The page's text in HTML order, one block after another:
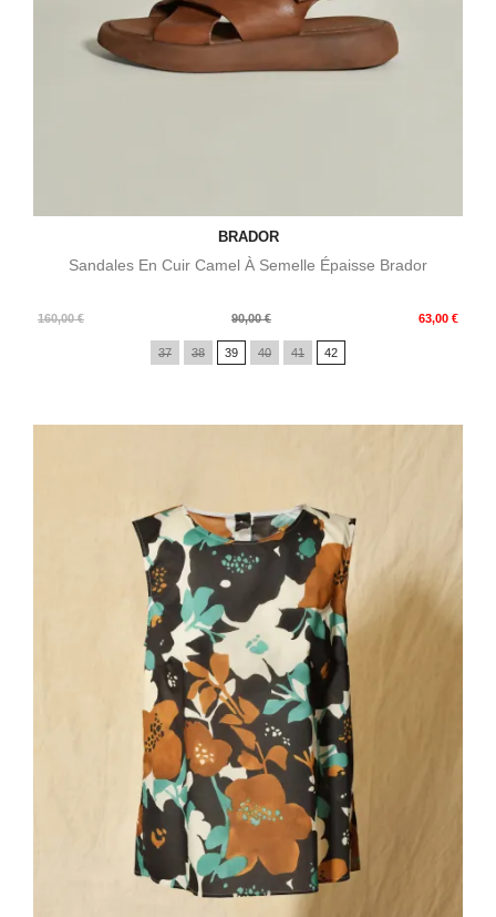
BRADOR
Sandales En Cuir Camel À Semelle Épaisse Brador
160,00 €
Prix
90,00 € 63,00 €
Prix
37 38 39 40 41 42